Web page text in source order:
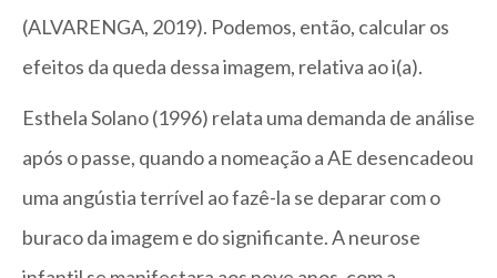
(ALVARENGA, 2019). Podemos, então, calcular os
efeitos da queda dessa imagem, relativa ao i(a).
Esthela Solano (1996) relata uma demanda de análise
após o passe, quando a nomeação a AE desencadeou
uma angústia terrível ao fazê-la se deparar com o
buraco da imagem e do significante. A neurose